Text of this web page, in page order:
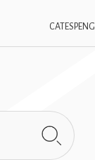
CAT ESPENG